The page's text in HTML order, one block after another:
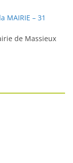
MAIRIE – 31
de Massieux